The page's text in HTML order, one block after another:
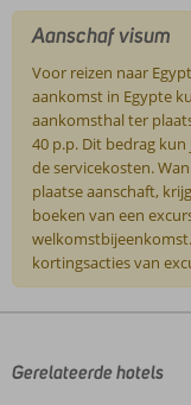
Aanschaf visum
Voor reizen naar
aankomst in Egypte
aankomsthal ter
40 p.p. Dit bedrag kun
de servicekosten.
plaatse aanschaft,
boeken van een
kortingsacties van
door
Gerelateerde hotels